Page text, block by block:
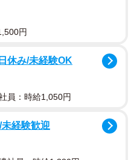
が増して美味しさUPするそ
と丸めやすいとのこと。
わりにも油を引く。プレ
としてジュッという音がし
直し、具材は1分以内にサ
円
休み/未経験OK
員：時給1,050円
経験歓迎